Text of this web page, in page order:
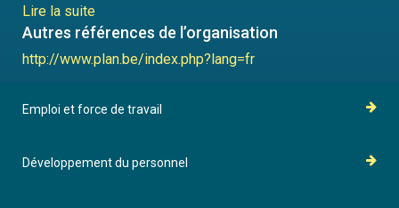
analyse des données, explore les
évolutions plausibles, identifie
conséquences des politiques et
expertise scientifique est mise à
sociaux ainsi que des institutions
Lire la suite
Autres références de l’organisation
http://www.plan.be/index.php?lang=fr
Emploi et force de travail
Développement du personnel